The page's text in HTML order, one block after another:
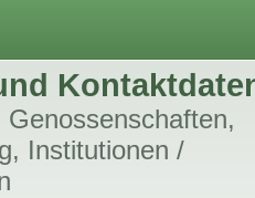
Institutionen /